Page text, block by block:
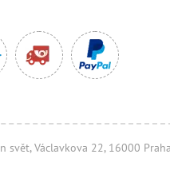
svět, Václavkova 22, 16000